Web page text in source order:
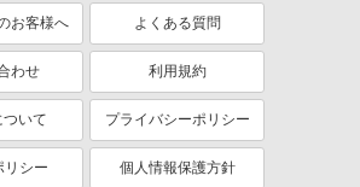
お客様へ よくある質問
わせ 利用規約
ついて プライバシーポリシー
リシー 個人情報保護方針